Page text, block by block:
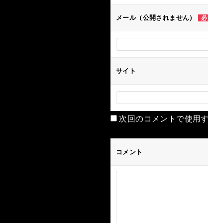
メール（公開されません）
サイト
次回のコメントで使用
コメント